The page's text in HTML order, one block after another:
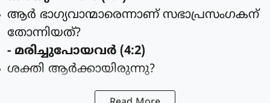
ആര്‍ ഭാഗ്യവാന്മാരെന്നാണ് സഭാപ്രസംഗകന്
തോന്നിയത്?
- മരിച്ചുപോയവര്‍ (4:2)
ശക്തി ആര്‍ക്കായിരുന്നു?